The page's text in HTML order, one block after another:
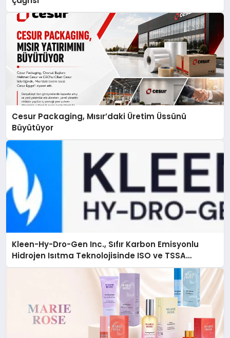
Cesur Packaging, Mısır’daki Üretim Üssünü
Büyütüyor
Kleen-Hy-Dro-Gen Inc., Sıfır Karbon Emisyonlu
Hidrojen Isıtma Teknolojisinde ISO ve TSSA
Düzenleyici Onaylarını Aldı